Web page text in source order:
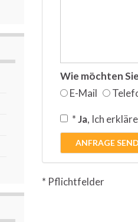
Wie möchten
E-Mail
*Ja, Ich
ANFRAGE
* Pflichtfelder